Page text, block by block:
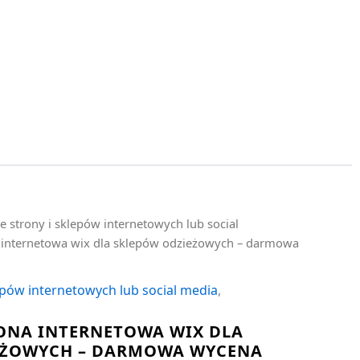
strony i sklepów internetowych lub social
wix dla sklepów odzieżowych – darmowa
internetowych lub social media,
INTERNETOWA WIX DLA
– DARMOWA WYCENA